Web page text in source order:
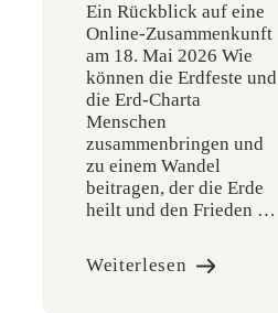
Ein Rückblick auf eine
Online-Zusammenkunft
am 18. Mai 2026 Wie
können die Erdfeste und
die Erd-Charta
Menschen
zusammenbringen und
zu einem Wandel
beitragen, der die Erde
heilt und den Frieden …
Weiterlesen